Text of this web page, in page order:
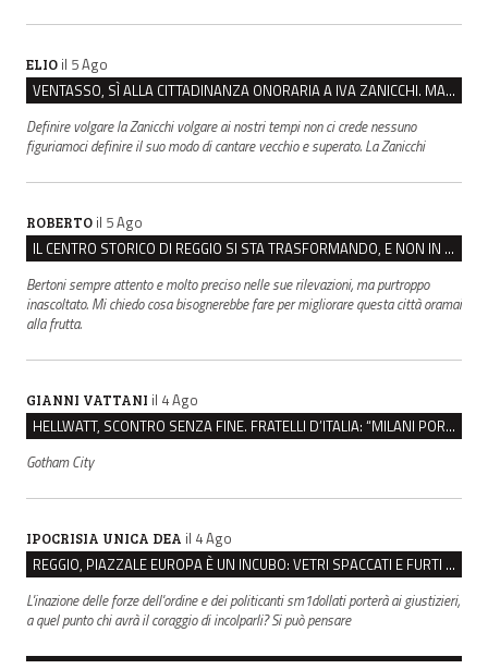
ELIO il 5 Ago
VENTASSO, SÌ ALLA CITTADINANZA ONORARIA A IVA ZANICCHI. MA BARGIACCHI: “È DI PESSIMO GUSTO”
Definire volgare la Zanicchi volgare ai nostri tempi non ci crede nessuno
figuriamoci definire il suo modo di cantare vecchio e superato. La Zanicchi
ROBERTO il 5 Ago
IL CENTRO STORICO DI REGGIO SI STA TRASFORMANDO, E NON IN MEGLIO
Bertoni sempre attento e molto preciso nelle sue rilevazioni, ma purtroppo
inascoltato. Mi chiedo cosa bisognerebbe fare per migliorare questa città oramai
alla frutta.
GIANNI VATTANI il 4 Ago
HELLWATT, SCONTRO SENZA FINE. FRATELLI D’ITALIA: “MILANI PORTA DOCUMENTI, DE FRANCO INSULTI”
Gotham City
IPOCRISIA UNICA DEA il 4 Ago
REGGIO, PIAZZALE EUROPA È UN INCUBO: VETRI SPACCATI E FURTI SULLE AUTO IN SOSTA
L'inazione delle forze dell'ordine e dei politicanti sm1dollati porterà ai giustizieri,
a quel punto chi avrà il coraggio di incolparli? Si può pensare